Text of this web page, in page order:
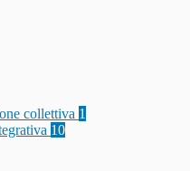
collettiva 1
10